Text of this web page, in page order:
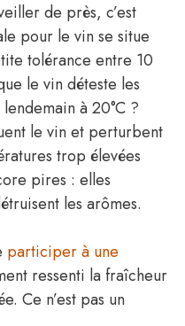
de près, c’est
pour le vin se situe
tolérance entre 10
le vin déteste les
à 20°C ?
le vin et perturbent
trop élevées
pires : elles
les arômes.
participer à une
ressenti la fraîcheur
Ce n’est pas un